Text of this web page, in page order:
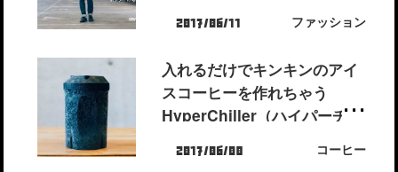
2017/06/11 ファッション
入れるだけでキンキンのアイ
スコーヒーを作れちゃう
HyperChiller（ハイパーチラ
2017/06/08 コーヒー